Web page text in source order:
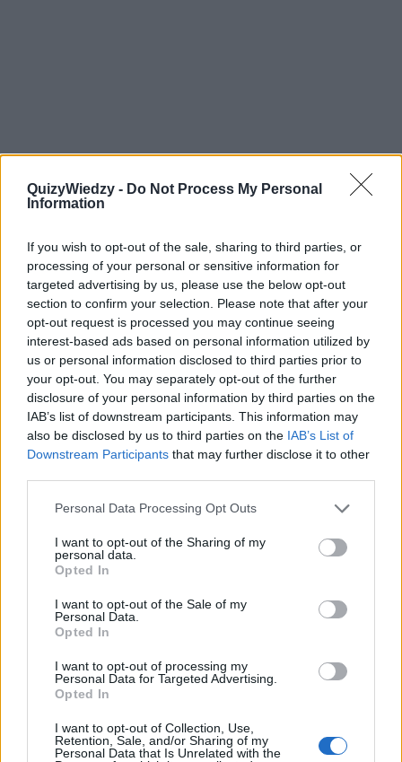
QuizyWiedzy - Do Not Process My Personal
Information
If you wish to opt-out of the sale, sharing to third parties, or
processing of your personal or sensitive information for
targeted advertising by us, please use the below opt-out
section to confirm your selection. Please note that after your
opt-out request is processed you may continue seeing
interest-based ads based on personal information utilized by
us or personal information disclosed to third parties prior to
your opt-out. You may separately opt-out of the further
disclosure of your personal information by third parties on the
IAB’s list of downstream participants. This information may
also be disclosed by us to third parties on the IAB’s List of
Downstream Participants that may further disclose it to other
Personal Data Processing Opt Outs
I want to opt-out of the Sharing of my
personal data.
Opted In
I want to opt-out of the Sale of my
Personal Data.
Opted In
I want to opt-out of processing my
Personal Data for Targeted Advertising.
Opted In
I want to opt-out of Collection, Use,
Retention, Sale, and/or Sharing of my
Personal Data that Is Unrelated with the
11
Wybierz stolicę Zjednoczonych
Emiratów Arabskich:
Dubaj
Ad-Dauha
Teheran
12
Wybierz stolicę Mongolii:
Ułan Bator
Nikozja
Nowe Delhi
13